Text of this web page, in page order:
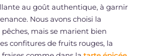
au goût authentique, à garnir
Nous avons choisi la
mais se marient bien
confitures de fruits rouges, la